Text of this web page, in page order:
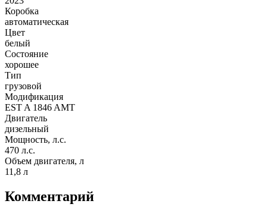
Коробка
автоматическая
Цвет
белый
Состояние
хорошее
Тип
грузовой
Модификация
EST A 1846 AMT
Двигатель
дизельный
Мощность, л.с.
470 л.с.
Объем двигателя, л
11,8 л
Комментарий